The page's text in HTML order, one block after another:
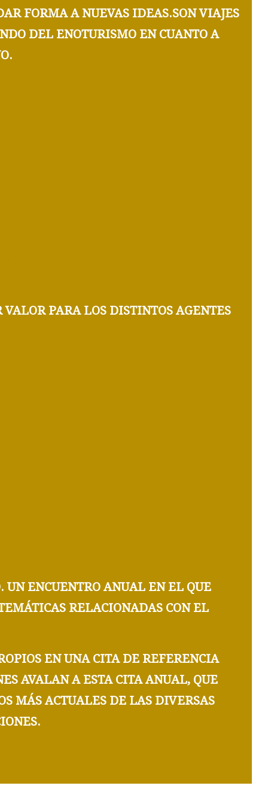
FORMA A NUEVAS IDEAS.SON VIAJES
DEL ENOTURISMO EN CUANTO A
VALORPARA LOS DISTINTOS AGENTES
. UN ENCUENTRO ANUAL EN EL QUE
RELACIONADAS CON EL
EN UNA CITA DE REFERENCIA
AVALAN A ESTA CITA ANUAL, QUE
MÁS ACTUALES DE LAS DIVERSAS